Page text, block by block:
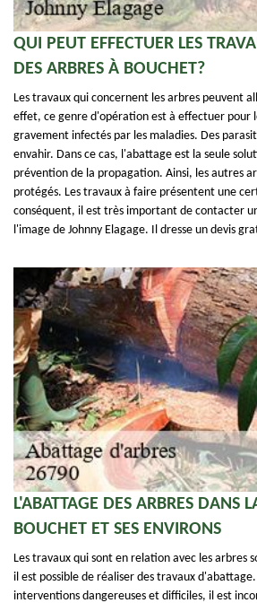
QUI PEUT EFFECTUER LES
DES ARBRES À BOUCHET?
Les travaux qui concernent les arbres peuvent
effet, ce genre d'opération est à effectuer pour
gravement infectés par les maladies. Des
envahir. Dans ce cas, l'abattage est la seule
prévention de la propagation. Ainsi, les autres
protégés. Les travaux à faire présentent une
conséquent, il est très important de contacter
l'image de Johnny Elagage. Il dresse un devis
L'ABATTAGE DES ARBRES DANS
BOUCHET ET SES ENVIRONS
Les travaux qui sont en relation avec les arbres
il est possible de réaliser des travaux
interventions dangereuses et difficiles, il est